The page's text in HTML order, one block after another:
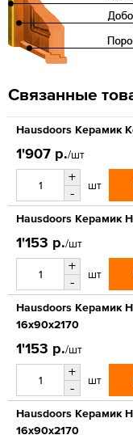
Связанные
Hausdoors Керамик
1'907 р./шт
+
-
шт
Hausdoors Керамик
1'153 р./шт
+
-
шт
Hausdoors Керамик
16x90x2170
1'153 р./шт
+
-
шт
Hausdoors Керамик
16x90x2170